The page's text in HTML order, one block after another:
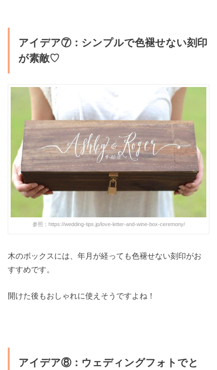
アイデア⑦：シンプルで色褪せない刻印
が素敵♡
参照：https://wedding-tips.jp/love-letter-and-wine-box-ceremony/
木のボックスには、年月が経っても色褪せない刻印がお
すすめです。
開けた後もおしゃれに使えそうですよね！
アイデア⑧：ウェディングフォトでと